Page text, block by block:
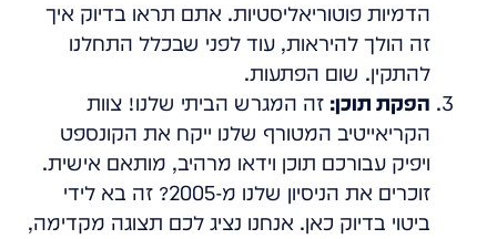
הדמיות פוטוריאליסטיות. אתם תראו בדיוק איך
זה הולך להיראות, עוד לפני שבכלל התחלנו
להתקין. שום הפתעות.
הפקת תוכן: זה המגרש הביתי שלנו! צוות
הקריאייטיב המטורף שלנו ייקח את הקונספט
ויפיק עבורכם תוכן וידאו מרהיב, מותאם אישית.
זוכרים את הניסיון שלנו מ-2005? זה בא לידי
ביטוי בדיוק כאן. אנחנו נציג לכם תצוגה מקדימה,